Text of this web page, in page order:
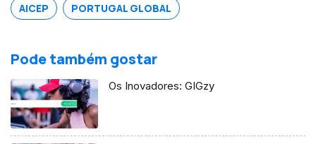
AICEP PORTUGAL GLOBAL
Pode também gostar
Os Inovadores: GIGzy